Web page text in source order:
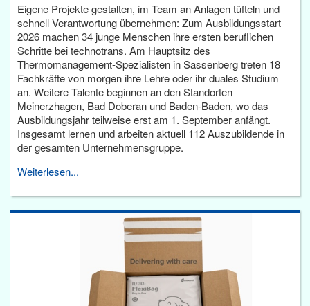
Eigene Projekte gestalten, im Team an Anlagen tüfteln und
schnell Verantwortung übernehmen: Zum Ausbildungsstart
2026 machen 34 junge Menschen ihre ersten beruflichen
Schritte bei technotrans. Am Hauptsitz des
Thermomanagement-Spezialisten in Sassenberg treten 18
Fachkräfte von morgen ihre Lehre oder ihr duales Studium
an. Weitere Talente beginnen an den Standorten
Meinerzhagen, Bad Doberan und Baden-Baden, wo das
Ausbildungsjahr teilweise erst am 1. September anfängt.
Insgesamt lernen und arbeiten aktuell 112 Auszubildende in
der gesamten Unternehmensgruppe.
Weiterlesen...